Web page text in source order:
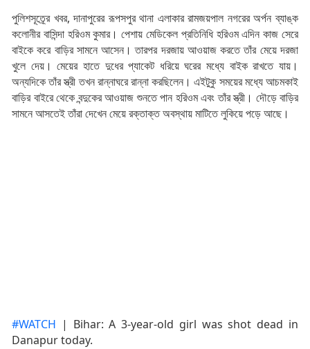
পুলিশসূত্র্রে খবর, দানাপুরের রূপসপুর থানা এলাকার রামজয়পাল নগরের অর্পন ব্যাঙ্ক
কলোনীর বাসিন্দা হরিওম কুমার। পেশায় মেডিকেল প্রতিনিধি হরিওম এদিন কাজ সেরে
বাইকে করে বাড়ির সামনে আসেন। তারপর দরজায় আওয়াজ করতে তাঁর মেয়ে দরজা
খুলে দেয়। মেয়ের হাতে দুধের প্যাকেট ধরিয়ে ঘরের মধ্যে বাইক রাখতে যায়।
অন্যদিকে তাঁর স্ত্রী তখন রান্নাঘরে রান্না করছিলেন। এইটুকু সময়ের মধ্যে আচমকাই
বাড়ির বাইরে থেকে বন্দুকের আওয়াজ শুনতে পান হরিওম এবং তাঁর স্ত্রী। দৌড়ে বাড়ির
সামনে আসতেই তাঁরা দেখেন মেয়ে রক্তাক্ত অবস্থায় মাটিতে লুকিয়ে পড়ে আছে।
#WATCH | Bihar: A 3-year-old girl was shot dead in
Danapur today.